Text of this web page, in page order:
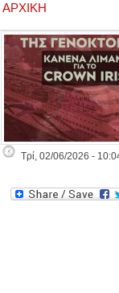
ΑΡΧΙΚΉ
Τρί, 02/06/2026 -